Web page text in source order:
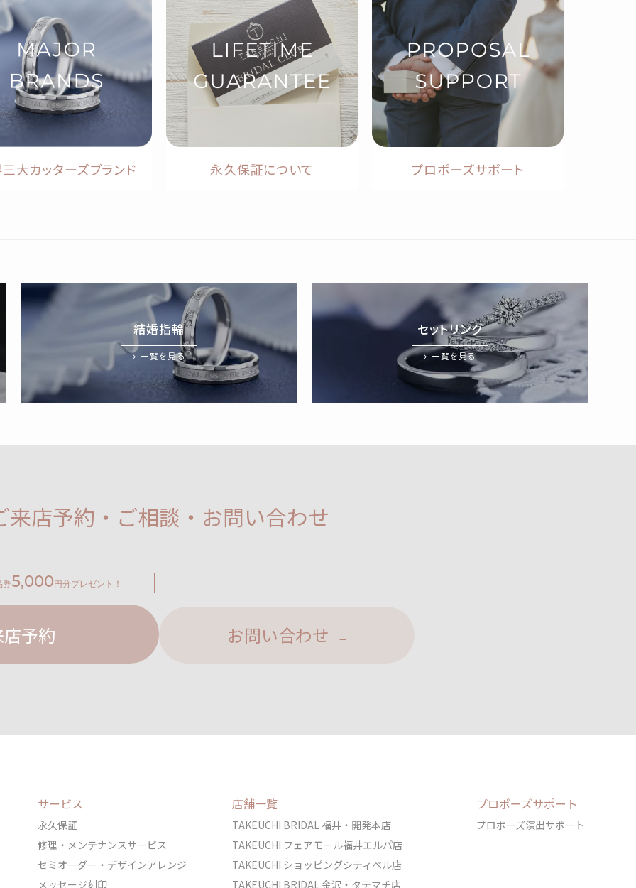
大カッターズブランド 永久保証について プロポーズサポート
結婚指輪
一覧を見る
セットリング
一覧を見る
来店予約・ご相談・お問い合わせ
券5,000円分プレゼント！
予約 お問い合わせ
サービス
永久保証
修理・メンテナンスサービス
セミオーダー・デザインアレンジ
メッセージ刻印
店舗一覧
TAKEUCHI BRIDAL 福井・開発本店
TAKEUCHI フェアモール福井エルパ店
TAKEUCHI ショッピングシティベル店
TAKEUCHI BRIDAL 金沢・タテマチ店
プロポーズサポート
プロポーズ演出サポート